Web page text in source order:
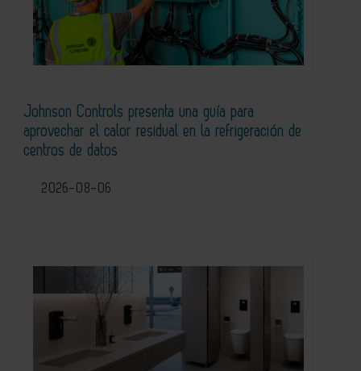
Johnson Controls presenta una guía para
aprovechar el calor residual en la refrigeración de
centros de datos
2026-08-06